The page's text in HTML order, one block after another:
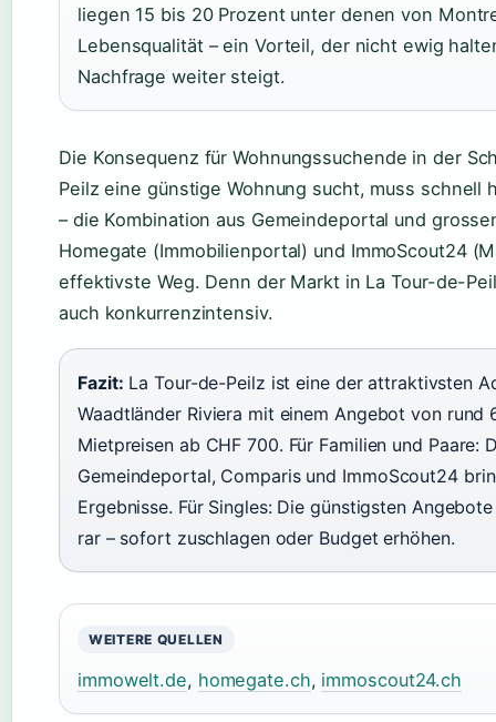
liegen 15 bis 20 Prozent unter denen von
Lebensqualität – ein Vorteil, der nicht ewig
Nachfrage weiter steigt.
Die Konsequenz für Wohnungssuchende in der
Peilz eine günstige Wohnung sucht, muss schnell
– die Kombination aus Gemeindeportal und
Homegate (Immobilienportal) und ImmoScout24
effektivste Weg. Denn der Markt in La Tour-de-
auch konkurrenzintensiv.
Fazit: La Tour-de-Peilz ist eine der attraktivsten
Waadtländer Riviera mit einem Angebot von rund
Mietpreisen ab CHF 700. Für Familien und Paare:
Gemeindeportal, Comparis und ImmoScout24
Ergebnisse. Für Singles: Die günstigsten
rar – sofort zuschlagen oder Budget erhöhen.
WEITERE QUELLEN
immowelt.de, homegate.ch, immoscout24.ch